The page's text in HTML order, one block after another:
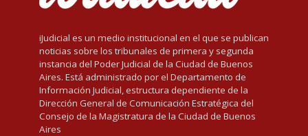
iJudicial es un medio institucional en el que se publican
noticias sobre los tribunales de primera y segunda
instancia del Poder Judicial de la Ciudad de Buenos
Aires. Está administrado por el Departamento de
Información Judicial, estructura dependiente de la
Dirección General de Comunicación Estratégica del
Consejo de la Magistratura de la Ciudad de Buenos
Aires